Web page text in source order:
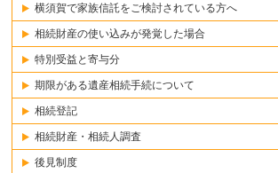
横須賀で家族信託をご検討されている方へ
相続財産の使い込みが発覚した場合
特別受益と寄与分
期限がある遺産相続手続について
相続登記
相続財産・相続人調査
後見制度